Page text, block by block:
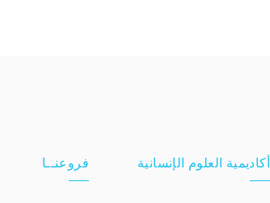
أكاديمية العلوم الإنسانية فروعنــا